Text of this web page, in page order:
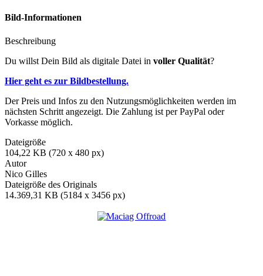
Bild-Informationen
Beschreibung
Du willst Dein Bild als digitale Datei in voller Qualität?
Hier geht es zur Bildbestellung.
Der Preis und Infos zu den Nutzungsmöglichkeiten werden im
nächsten Schritt angezeigt. Die Zahlung ist per PayPal oder
Vorkasse möglich.
Dateigröße
104,22 KB (720 x 480 px)
Autor
Nico Gilles
Dateigröße des Originals
14.369,31 KB (5184 x 3456 px)